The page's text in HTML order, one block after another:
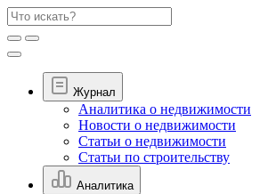
Журнал
Аналитика о недвижимости
Новости о недвижимости
Статьи о недвижимости
Статьи по строительству
Аналитика